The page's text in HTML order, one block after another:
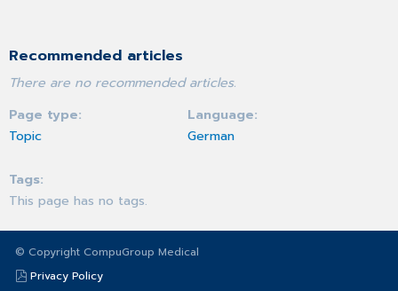
Recommended articles
There are no recommended articles.
Page type
Topic
Language
German
Tags
This page has no tags.
© Copyright CompuGroup Medical
Privacy Policy